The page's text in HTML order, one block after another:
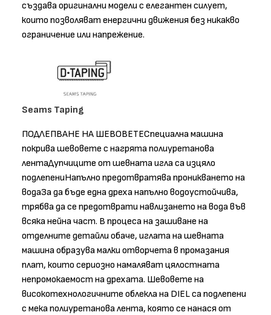
създава оригинални модели с елегантен силует,
които позволяват енергични движения без никакво
ограничение или напрежение.
Seams Taping
ПОДЛЕПВАНЕ НА ШЕВОВЕТЕСпециална машина
покрива шевовете с нагрята полиуретанова
лентаДупчиците от шевната игла са изцяло
подлепениНапълно предотвратява проникването на
водаЗа да бъде една дреха напълно водоустойчива,
трябва да се предотврати навлизането на вода във
всяка нейна част. В процеса на зашиване на
отделните детайли обаче, иглата на шевната
машина образува малки отворчета в промазания
плат, които сериозно намаляват цялостната
непромокаемост на дрехата. Шевовете на
високотехнологичните облекла на DIEL са подлепени
с мека полиуретанова лента, която се нанася от